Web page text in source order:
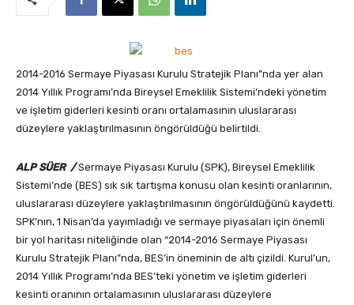
2014-2016 Sermaye Piyasası Kurulu Stratejik Planı”nda yer alan
2014 Yıllık Programı’nda Bireysel Emeklilik Sistemi’ndeki yönetim
ve işletim giderleri kesinti oranı ortalamasının uluslararası
düzeylere yaklaştırılmasının öngörüldüğü belirtildi.
ALP SÜER/Sermaye Piyasası Kurulu (SPK), Bireysel Emeklilik
Sistemi’nde (BES) sık sık tartışma konusu olan kesinti oranlarının,
uluslararası düzeylere yaklaştırılmasının öngörüldüğünü kaydetti.
SPK’nın, 1 Nisan’da yayımladığı ve sermaye piyasaları için önemli
bir yol haritası niteliğinde olan “2014-2016 Sermaye Piyasası
Kurulu Stratejik Planı”nda, BES’in öneminin de altı çizildi. Kurul’un,
2014 Yıllık Programı’nda BES’teki yönetim ve işletim giderleri
kesinti oranının ortalamasının uluslararası düzeylere